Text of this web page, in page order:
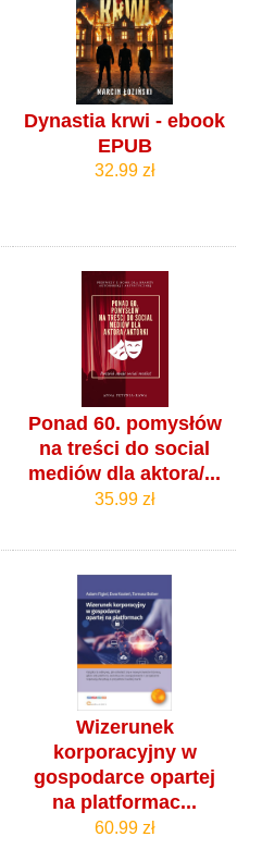
Dynastia krwi - ebook
EPUB
32.99 zł
Ponad 60. pomysłów
na treści do social
mediów dla aktora/...
35.99 zł
Wizerunek
korporacyjny w
gospodarce opartej
na platformac...
60.99 zł